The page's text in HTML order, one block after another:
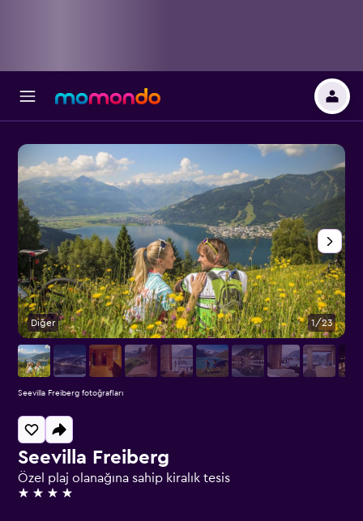
Seevilla Freiberg
Özel plaj olanağına sahip kiralık tesis
4 yıldız
Diğer 1/23
Seevilla Freiberg fotoğrafları